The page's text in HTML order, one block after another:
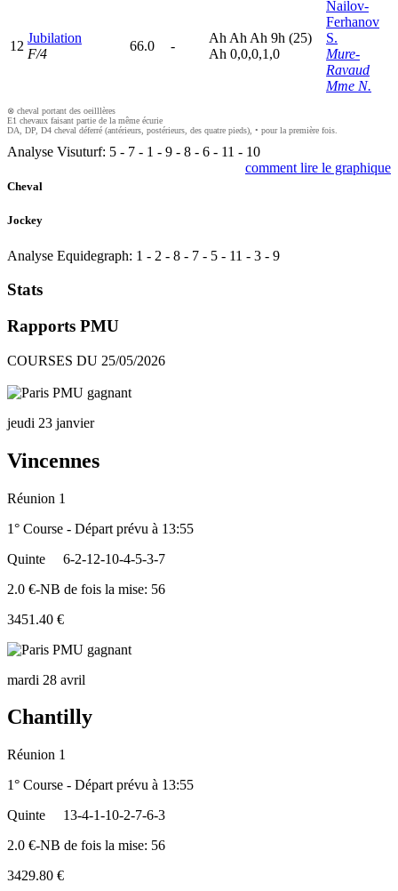
12
Jubilation
F/4
66.0 -
Ah Ah Ah 9h (25)
Ah 0,0,0,1,0
Nailov-
Ferhanov
S.
Mure-
Ravaud
Mme N.
⊗ cheval portant des oeilllères
E1 chevaux faisant partie de la même écurie
DA, DP, D4 cheval déferré (antérieurs, postérieurs, des quatre pieds), • pour la première fois.
Analyse Visuturf: 5 - 7 - 1 - 9 - 8 - 6 - 11 - 10
comment lire le graphique
Cheval
Jockey
Analyse Equidegraph: 1 - 2 - 8 - 7 - 5 - 11 - 3 - 9
Stats
Rapports PMU
COURSES DU 25/05/2026
jeudi 23 janvier
Vincennes
Réunion 1
1° Course - Départ prévu à 13:55
Quinte
6-2-12-10-4-5-3-7
2.0 €-NB de fois la mise: 56
3451.40 €
mardi 28 avril
Chantilly
Réunion 1
1° Course - Départ prévu à 13:55
Quinte
13-4-1-10-2-7-6-3
2.0 €-NB de fois la mise: 56
3429.80 €